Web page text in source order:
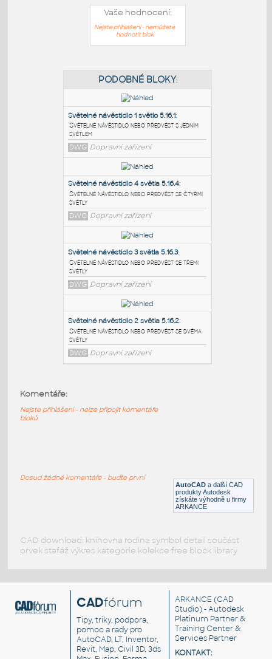
Vaše hodnocení:
Nejste přihlášeni - nemůžete
hodnotit blok
PODOBNÉ BLOKY
Světelné návěstidlo 1 světlo 5.16.1:
Světelné návěstidlo nebo předvěst s jedním
DWG Dopravní zařízení
Světelné návěstidlo 4 světla 5.16.4
Světelné návěstidlo nebo předvěst se čtyřmi
světly
DWG Dopravní zařízení
DWG Dopravní zařízení
světly
Dopravní zařízení
AutoCAD a další CAD
produkty Autodesk
získáte výhodně u firmy
ARKANCE
Komentáře:
Nejste přihlášeni - nelze připojit komentáře
bloků
Dosud žádné komentáře - buďte první
CAD download: knihovna rodina symbol detail součást
prvek stafáž výkres kategorie kolekce free block library
CADfórum
Tipy, triky, podpora,
pomoc a rady pro
AutoCAD, LT, Inventor,
Revit, Map, Civil 3D, 3ds
ARKANCE (CAD
Studio) - Autodesk
Platinum Partner &
Training Center &
Services Partner
KONTAKT: